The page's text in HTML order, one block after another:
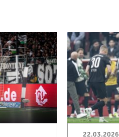
22.03.2026